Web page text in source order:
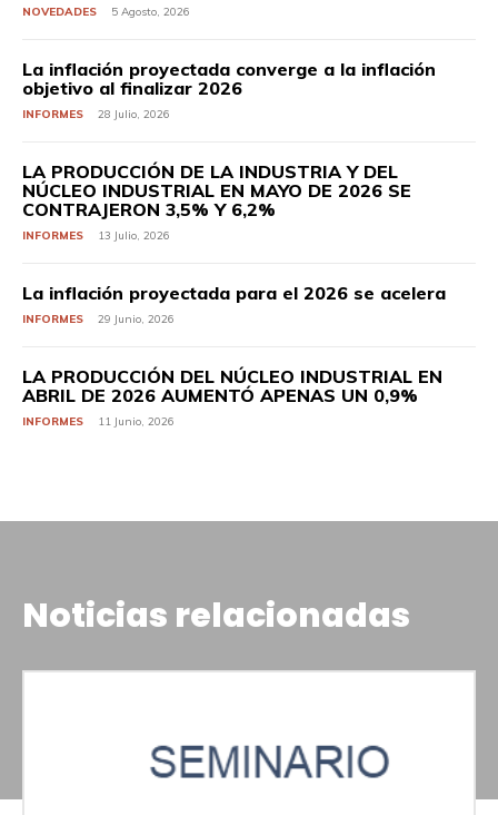
NOVEDADES 5 Agosto, 2026
La inflación proyectada converge a la inflación
objetivo al finalizar 2026
INFORMES 28 Julio, 2026
LA PRODUCCIÓN DE LA INDUSTRIA Y DEL
NÚCLEO INDUSTRIAL EN MAYO DE 2026 SE
CONTRAJERON 3,5% Y 6,2%
INFORMES 13 Julio, 2026
La inflación proyectada para el 2026 se acelera
INFORMES 29 Junio, 2026
LA PRODUCCIÓN DEL NÚCLEO INDUSTRIAL EN
ABRIL DE 2026 AUMENTÓ APENAS UN 0,9%
INFORMES 11 Junio, 2026
Noticias relacionadas